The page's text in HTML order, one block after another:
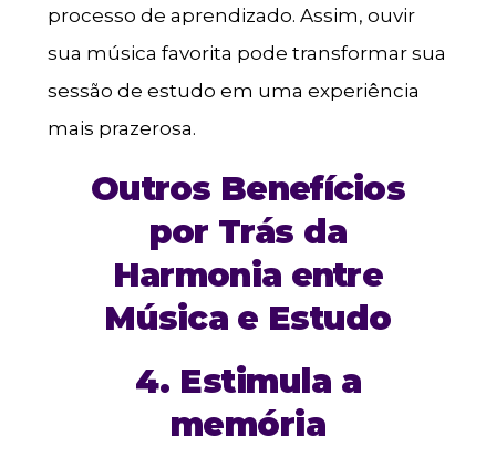
processo de aprendizado. Assim, ouvir
sua música favorita pode transformar sua
sessão de estudo em uma experiência
mais prazerosa.
Outros Benefícios
por Trás da
Harmonia entre
Música e Estudo
4. Estimula a
memória